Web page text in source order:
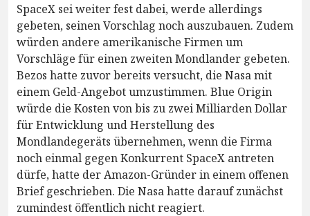
SpaceX sei weiter fest dabei, werde allerdings
gebeten, seinen Vorschlag noch auszubauen. Zudem
würden andere amerikanische Firmen um
Vorschläge für einen zweiten Mondlander gebeten.
Bezos hatte zuvor bereits versucht, die Nasa mit
einem Geld-Angebot umzustimmen. Blue Origin
würde die Kosten von bis zu zwei Milliarden Dollar
für Entwicklung und Herstellung des
Mondlandegeräts übernehmen, wenn die Firma
noch einmal gegen Konkurrent SpaceX antreten
dürfe, hatte der Amazon-Gründer in einem offenen
Brief geschrieben. Die Nasa hatte darauf zunächst
zumindest öffentlich nicht reagiert.